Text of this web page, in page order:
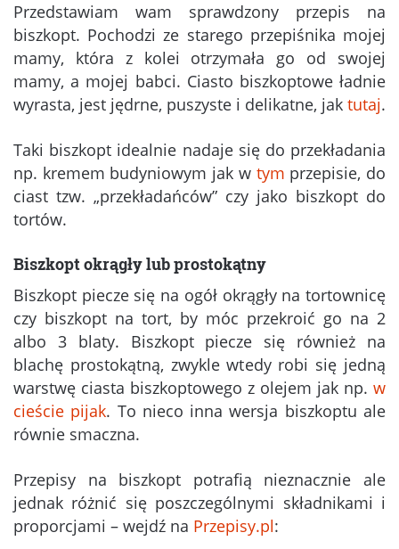
Przedstawiam wam sprawdzony przepis na
biszkopt. Pochodzi ze starego przepiśnika mojej
mamy, która z kolei otrzymała go od swojej
mamy, a mojej babci. Ciasto biszkoptowe ładnie
wyrasta, jest jędrne, puszyste i delikatne, jak tutaj.
Taki biszkopt idealnie nadaje się do przekładania
np. kremem budyniowym jak w tym przepisie, do
ciast tzw. „przekładańców” czy jako biszkopt do
tortów.
Biszkopt okrągły lub prostokątny
Biszkopt piecze się na ogół okrągły na tortownicę
czy biszkopt na tort, by móc przekroić go na 2
albo 3 blaty. Biszkopt piecze się również na
blachę prostokątną, zwykle wtedy robi się jedną
warstwę ciasta biszkoptowego z olejem jak np. w
cieście pijak. To nieco inna wersja biszkoptu ale
równie smaczna.
Przepisy na biszkopt potrafią nieznacznie ale
jednak różnić się poszczególnymi składnikami i
proporcjami – wejdź na Przepisy.pl: